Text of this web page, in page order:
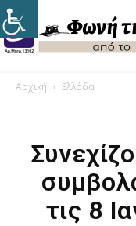
Αρχική Ελλάδα
τις 8